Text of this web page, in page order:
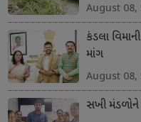
August 08,
કંડલા
માંગ
August 08,
સખી મંડળોને